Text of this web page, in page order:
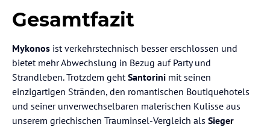
Gesamtfazit
Mykonos ist verkehrstechnisch besser erschlossen und
bietet mehr Abwechslung in Bezug auf Party und
Strandleben. Trotzdem geht Santorini mit seinen
einzigartigen Stränden, den romantischen Boutiquehotels
und seiner unverwechselbaren malerischen Kulisse aus
unserem griechischen Trauminsel-Vergleich als Sieger